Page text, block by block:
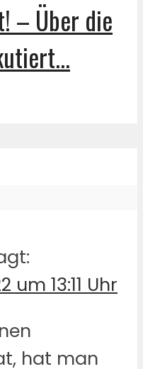
– Über die
um 13:11 Uhr
hat man